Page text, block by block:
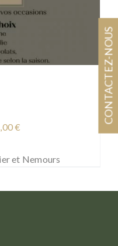
€
prix :
et Nemours
CONTACTEZ-NOUS